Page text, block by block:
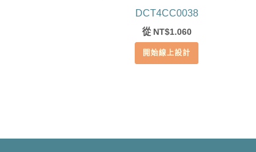
DCT4CC0038
從 NT$1.060
開始線上設計